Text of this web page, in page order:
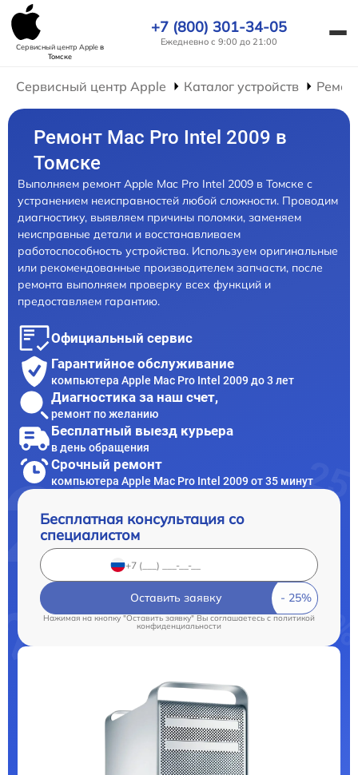
Сервисный центр Appleв
Томске
+7 (800) 301-34-05
Ежедневно с 9:00 до 21:00
Сервисный центр Apple Каталог устройств
Ремонт Mac Pro Intel 2009 в
Томске
Выполняем ремонт Apple Mac Pro Intel 2009 в Томске с
устранением неисправностей любой сложности. Проводим
диагностику, выявляем причины поломки, заменяем
неисправные детали и восстанавливаем
работоспособность устройства. Используем оригинальные
или рекомендованные производителем запчасти, после
ремонта выполняем проверку всех функций и
предоставляем гарантию.
Официальный сервис
Гарантийное обслуживание
компьютера Apple Mac Pro Intel 2009 до 3 лет
Диагностика за наш счет,
ремонт по желанию
Бесплатный выезд курьера
в день обращения
Срочный ремонт
компьютера Apple Mac Pro Intel 2009 от 35 минут
Бесплатная консультация со
специалистом
Оставить заявку
Нажимая на кнопку "Оставить заявку" Вы соглашаетесь cполитикой
конфиденциальности